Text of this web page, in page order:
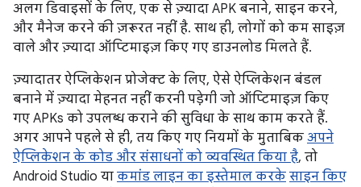
अलग डिवाइसों के लिए, एक से ज़्यादा APK बनाने, साइन करने,
और मैनेज करने की ज़रूरत नहीं है. साथ ही, लोगों को कम साइज़
वाले और ज़्यादा ऑप्टिमाइज़ किए गए डाउनलोड मिलते हैं.
ज़्यादातर ऐप्लिकेशन प्रोजेक्ट के लिए, ऐसे ऐप्लिकेशन बंडल
बनाने में ज़्यादा मेहनत नहीं करनी पड़ेगी जो ऑप्टिमाइज़ किए
गए APKs को उपलब्ध कराने की सुविधा के साथ काम करते हैं.
अगर आपने पहले से ही, तय किए गए नियमों के मुताबिक अपने
ऐप्लिकेशन के कोड और संसाधनों को व्यवस्थित किया है, तो
Android Studio या कमांड लाइन का इस्तेमाल करके साइन किए